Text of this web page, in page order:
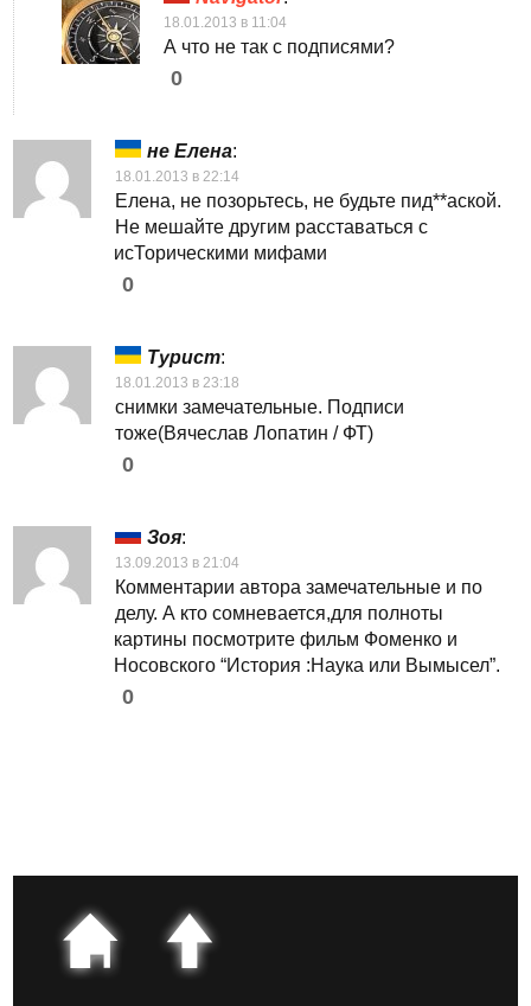
18.01.2013 в 11:04
А что не так с подписями?
0
не Елена:
18.01.2013 в 22:14
Елена, не позорьтесь, не будьте пид**аской.
Не мешайте другим расставаться с
исТорическими мифами
0
Турист:
18.01.2013 в 23:18
снимки замечательные. Подписи
тоже(Вячеслав Лопатин / ФТ)
0
Зоя:
13.09.2013 в 21:04
Комментарии автора замечательные и по
делу. А кто сомневается,для полноты
картины посмотрите фильм Фоменко и
Носовского “История :Наука или Вымысел”.
0